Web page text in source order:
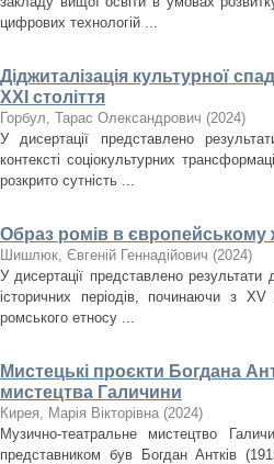
цифрових технологій ...
Діджиталізація культурної
ХХІ століття
Горбул, Тарас Олександрович (2024)
У дисертації представлено
контексті соціокультурних
розкрито сутність ...
Образ ромів в європейському
Шишлюк, Євгеній Геннадійович (2024)
У дисертації представлено
історичних періодів, починаючи з
ромського етносу ...
Мистецькі проєкти Богдана
мистецтва Галичини
Кирея, Марія Вікторівна (2024)
Музично-театральне мистецтво
представником був Богдан Антків